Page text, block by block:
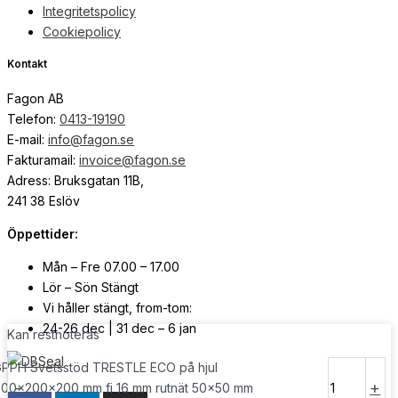
Integritetspolicy
Cookiepolicy
Kontakt
Fagon AB
Telefon: 0413-19190
E-mail: info@fagon.se
Fakturamail: invoice@fagon.se
Adress: Bruksgatan 11B,
241 38 Eslöv
Öppettider:
Mån – Fre 07.00 – 17.00
Lör – Sön Stängt
Vi håller stängt, from-tom:
24-26 dec | 31 dec – 6 jan
© Copyright 2026 | Webb avSvensk Media Partner
Kan restnoteras
-
Svetsstöd TRESTLE ECO på hjul
mm fi 16 mm rutnät 50x50 mm
+